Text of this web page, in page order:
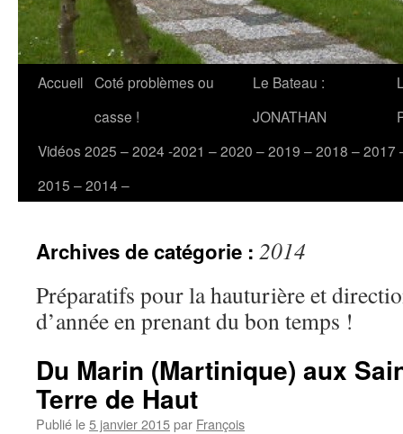
Accueil Coté problèmes ou
casse !
Le Bateau :
JONATHAN
Vidéos 2025 – 2024 -2021 – 2020 – 2019 – 2018 – 2017
2015 – 2014 –
Archives de catégorie : 2014
Préparatifs pour la hauturière et
d’année en prenant du bon temps !
Du Marin (Martinique) aux
Terre de Haut
Publié le5 janvier 2015par François